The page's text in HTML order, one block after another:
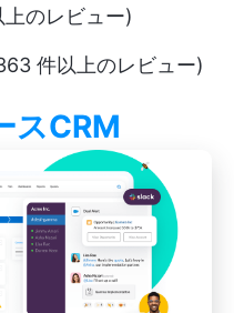
のレビュー)
件以上のレビュー)
スCRM